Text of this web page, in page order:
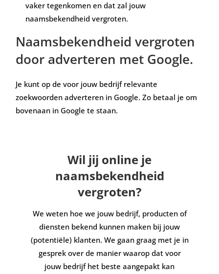
vaker tegenkomen en dat zal jouw
naamsbekendheid vergroten.
Naamsbekendheid vergroten
door adverteren met Google.
Je kunt op de voor jouw bedrijf relevante
zoekwoorden adverteren in Google. Zo betaal je om
bovenaan in Google te staan.
Wil jij online je
naamsbekendheid
vergroten?
We weten hoe we jouw bedrijf, producten of
diensten bekend kunnen maken bij jouw
(potentiële) klanten. We gaan graag met je in
gesprek over de manier waarop dat voor
jouw bedrijf het beste aangepakt kan